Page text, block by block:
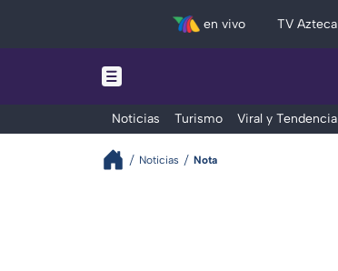
en vivo TV Azteca
Noticias Turismo Viral y Tendencia
Noticias Nota